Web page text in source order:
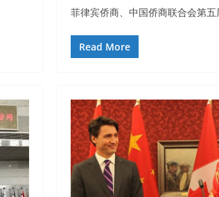
菲律宾侨商、中国侨商联合会第五
Read More